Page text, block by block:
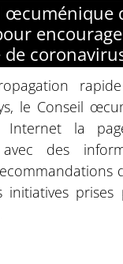
œcuménique
de
le Conseil
la
avec des
initiatives